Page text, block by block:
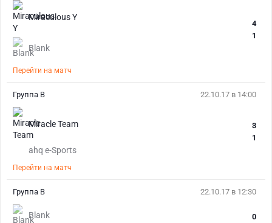
Miraculous Y
Blank
4
1
Перейти на матч
22.10.17 в 14:00
Miracle Team
ahq e-Sports
3
1
Перейти на матч
Группа B
22.10.17 в 12:30
Blank
0
Группа B